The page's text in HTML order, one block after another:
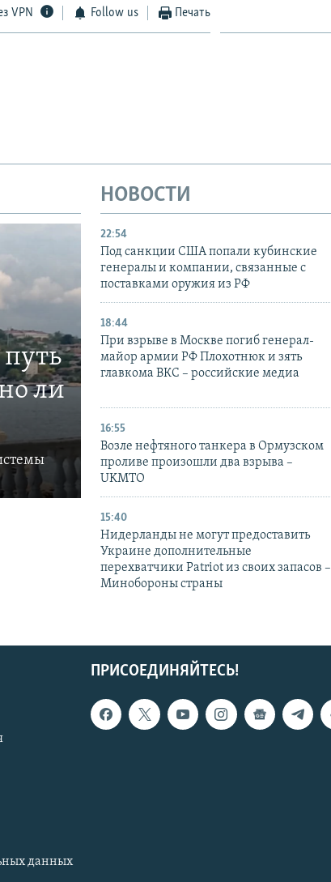
VPN Follow us Печать
ли
НОВОСТИ
22:54
Под санкции США попали кубинские
генералы и компании, связанные с
поставками оружия из РФ
18:44
При взрыве в Москве погиб генерал-
майор армии РФ Плохотнюк и зять
главкома ВКС – российские медиа
16:55
Возле нефтяного танкера в Ормузском
проливе произошли два взрыва –
UKMTO
15:40
Нидерланды не могут предоставить
Украине дополнительные
перехватчики Patriot из своих запасов –
Минобороны страны
ПРИСОЕДИНЯЙТЕСЬ!
данных